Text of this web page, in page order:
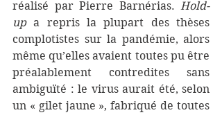
réalisé par Pierre Barnérias. Hold-
up a repris la plupart des thèses
complotistes sur la pandémie, alors
même qu’elles avaient toutes pu être
préalablement contredites sans
ambiguïté : le virus aurait été, selon
un « gilet jaune », fabriqué de toutes